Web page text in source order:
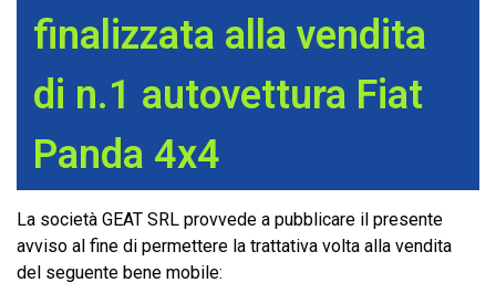
finalizzata alla vendita
di n.1 autovettura Fiat
Panda 4x4
La società GEAT SRL provvede a pubblicare il presente
avviso al fine di permettere la trattativa volta alla vendita
del seguente bene mobile: